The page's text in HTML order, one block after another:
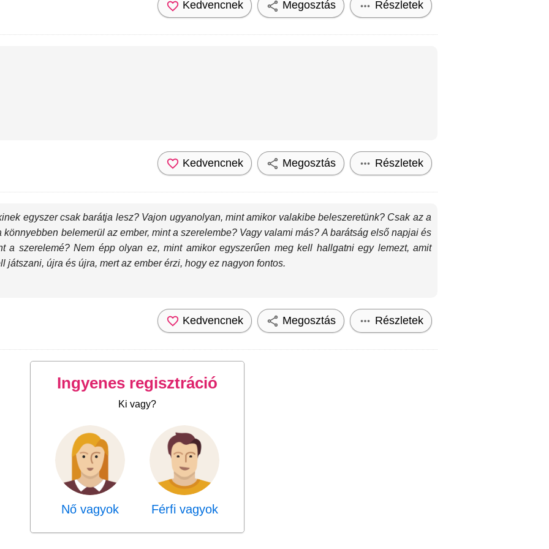
Kedvencnek Megosztás Részletek
Kedvencnek Megosztás Részletek
egyszer csak barátja lesz? Vajon ugyanolyan, mint amikor valakibe beleszeretünk? Csak az a
belemerül az ember, mint a szerelembe? Vagy valami más? A barátság első napjai és
a szerelemé? Nem épp olyan ez, mint amikor egyszerűen meg kell hallgatni egy lemezt, amit
játszani, újra és újra, mert az ember érzi, hogy ez nagyon fontos.
Kedvencnek Megosztás Részletek
Ingyenes regisztráció
Ki vagy?
Nő vagyok Férfi vagyok